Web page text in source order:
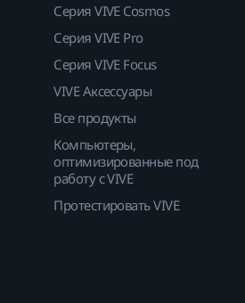
Серия VIVE Cosmos
Серия VIVE Pro
Серия VIVE Focus
VIVE Аксессуары
Все продукты
Компьютеры,
оптимизированные под
работу с VIVE
Протестировать VIVE